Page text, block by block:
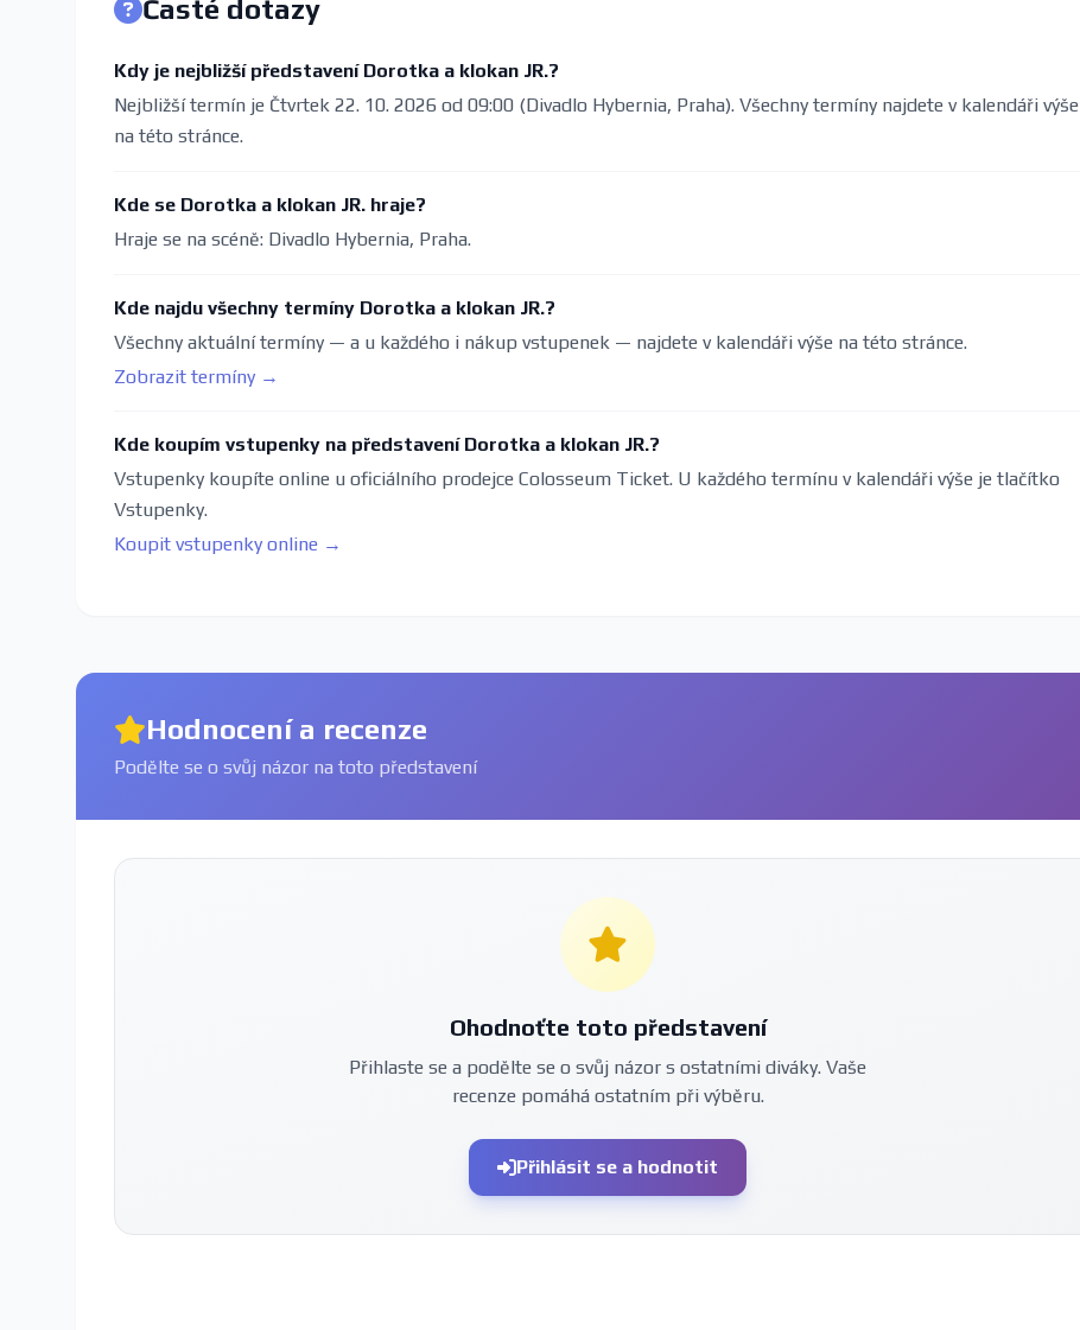
Časté dotazy
Kdy je nejbližší představení Dorotka a klokan JR.?
Nejbližší termín je Čtvrtek 22. 10. 2026 od 09:00 (Divadlo Hybernia, Praha). Všechny termíny najdete v kalendáři výše
na této stránce.
Kde se Dorotka a klokan JR. hraje?
Hraje se na scéně: Divadlo Hybernia, Praha.
Kde najdu všechny termíny Dorotka a klokan JR.?
Všechny aktuální termíny — a u každého i nákup vstupenek — najdete v kalendáři výše na této stránce.
Zobrazit termíny →
Kde koupím vstupenky na představení Dorotka a klokan JR.?
Vstupenky koupíte online u oficiálního prodejce Colosseum Ticket. U každého termínu v kalendáři výše je tlačítko
Vstupenky.
Koupit vstupenky online →
Hodnocení a recenze
Podělte se o svůj názor na toto představení
Ohodnoťte toto představení
Přihlaste se a podělte se o svůj názor s ostatními diváky. Vaše
recenze pomáhá ostatním při výběru.
Přihlásit se a hodnotit